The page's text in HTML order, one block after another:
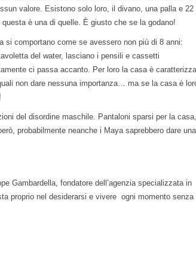
valore. Esistono solo loro, il divano, una palla e 22
è una di quelle. È giusto che se la godano!
si comportano come se avessero non più di 8 anni:
del water, lasciano i pensili e cassetti
ci passa accanto. Per loro la casa è
non dare nessuna importanza… ma se la casa è
del disordine maschile. Pantaloni sparsi per la casa,
probabilmente neanche i Maya saprebbero dare una
Gambardella, fondatore dell’agenzia specializzata in
proprio nel desiderarsi e vivere ogni momento senza